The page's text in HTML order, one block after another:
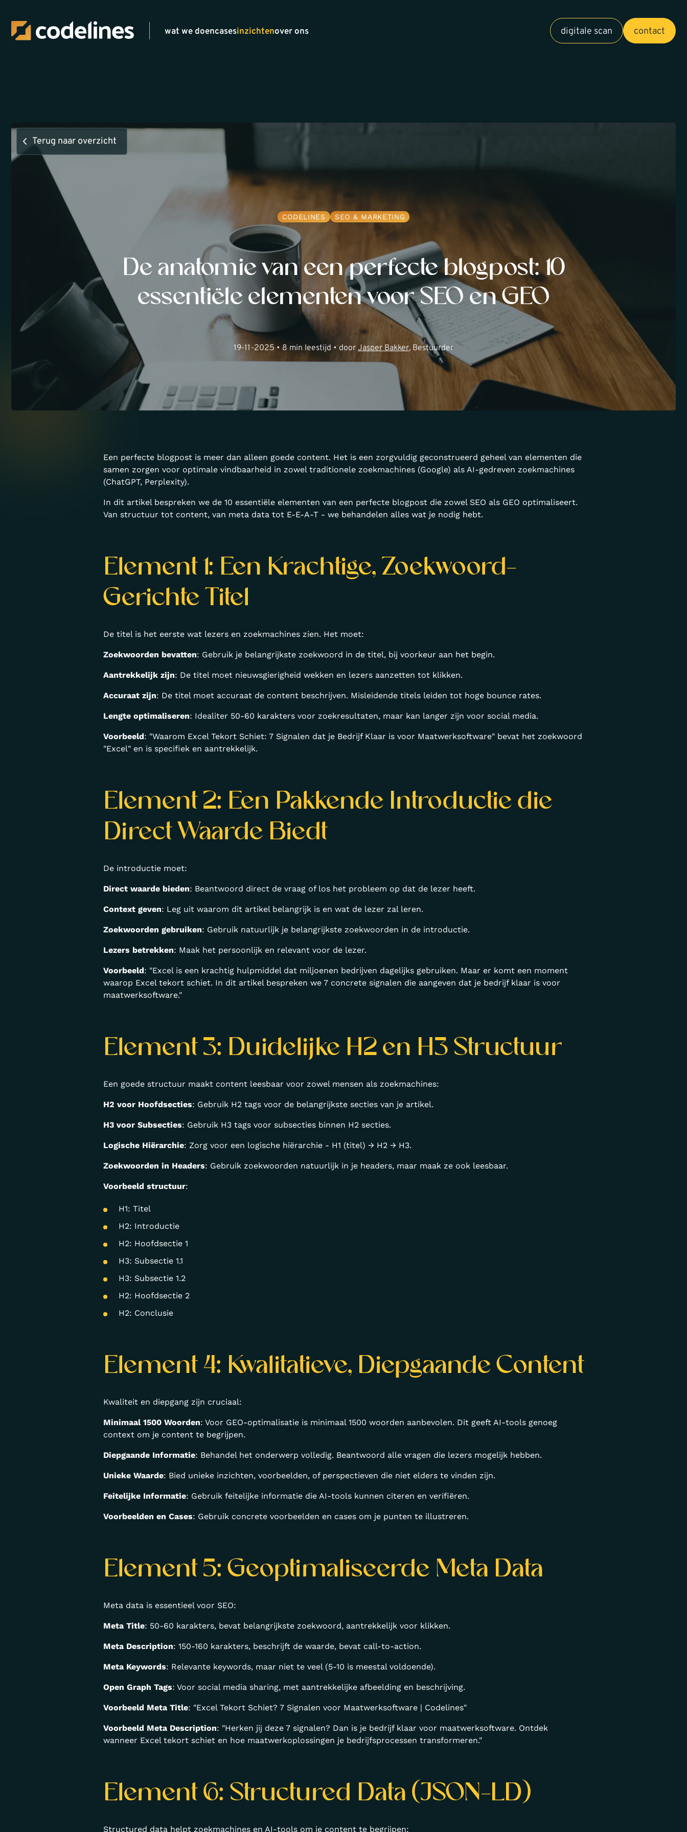
wat we doencasesinzichtenover ons digitale scan contact
Terug naar overzicht
CODELINES SEO & MARKETING
De anatomie van een perfecte blogpost: 10
essentiële elementen voor SEO en GEO
19-11-2025 • 8 min leestijd • door Jasper Bakker, Bestuurder
Een perfecte blogpost is meer dan alleen goede content. Het is een zorgvuldig geconstrueerd geheel van elementen die
samen zorgen voor optimale vindbaarheid in zowel traditionele zoekmachines (Google) als AI-gedreven zoekmachines
(ChatGPT, Perplexity).
In dit artikel bespreken we de 10 essentiële elementen van een perfecte blogpost die zowel SEO als GEO optimaliseert.
Van structuur tot content, van meta data tot E-E-A-T - we behandelen alles wat je nodig hebt.
Element 1: Een Krachtige, Zoekwoord-
Gerichte Titel
De titel is het eerste wat lezers en zoekmachines zien. Het moet:
Zoekwoorden bevatten: Gebruik je belangrijkste zoekwoord in de titel, bij voorkeur aan het begin.
Aantrekkelijk zijn: De titel moet nieuwsgierigheid wekken en lezers aanzetten tot klikken.
Accuraat zijn: De titel moet accuraat de content beschrijven. Misleidende titels leiden tot hoge bounce rates.
Lengte optimaliseren: Idealiter 50-60 karakters voor zoekresultaten, maar kan langer zijn voor social media.
Voorbeeld: "Waarom Excel Tekort Schiet: 7 Signalen dat je Bedrijf Klaar is voor Maatwerksoftware" bevat het zoekwoord
"Excel" en is specifiek en aantrekkelijk.
Element 2: Een Pakkende Introductie die
Direct Waarde Biedt
De introductie moet:
Direct waarde bieden: Beantwoord direct de vraag of los het probleem op dat de lezer heeft.
Context geven: Leg uit waarom dit artikel belangrijk is en wat de lezer zal leren.
Zoekwoorden gebruiken: Gebruik natuurlijk je belangrijkste zoekwoorden in de introductie.
Lezers betrekken: Maak het persoonlijk en relevant voor de lezer.
Voorbeeld: "Excel is een krachtig hulpmiddel dat miljoenen bedrijven dagelijks gebruiken. Maar er komt een moment
waarop Excel tekort schiet. In dit artikel bespreken we 7 concrete signalen die aangeven dat je bedrijf klaar is voor
maatwerksoftware."
Element 3: Duidelijke H2 en H3 Structuur
Een goede structuur maakt content leesbaar voor zowel mensen als zoekmachines:
H2 voor Hoofdsecties: Gebruik H2 tags voor de belangrijkste secties van je artikel.
H3 voor Subsecties: Gebruik H3 tags voor subsecties binnen H2 secties.
Logische Hiërarchie: Zorg voor een logische hiërarchie - H1 (titel) → H2 → H3.
Zoekwoorden in Headers: Gebruik zoekwoorden natuurlijk in je headers, maar maak ze ook leesbaar.
Voorbeeld structuur:
H1: Titel
H2: Introductie
H2: Hoofdsectie 1
H3: Subsectie 1.1
H3: Subsectie 1.2
H2: Hoofdsectie 2
H2: Conclusie
Element 4: Kwalitatieve, Diepgaande Content
Kwaliteit en diepgang zijn cruciaal:
Minimaal 1500 Woorden: Voor GEO-optimalisatie is minimaal 1500 woorden aanbevolen. Dit geeft AI-tools genoeg
context om je content te begrijpen.
Diepgaande Informatie: Behandel het onderwerp volledig. Beantwoord alle vragen die lezers mogelijk hebben.
Unieke Waarde: Bied unieke inzichten, voorbeelden, of perspectieven die niet elders te vinden zijn.
Feitelijke Informatie: Gebruik feitelijke informatie die AI-tools kunnen citeren en verifiëren.
Voorbeelden en Cases: Gebruik concrete voorbeelden en cases om je punten te illustreren.
Element 5: Geoptimaliseerde Meta Data
Meta data is essentieel voor SEO:
Meta Title: 50-60 karakters, bevat belangrijkste zoekwoord, aantrekkelijk voor klikken.
Meta Description: 150-160 karakters, beschrijft de waarde, bevat call-to-action.
Meta Keywords: Relevante keywords, maar niet te veel (5-10 is meestal voldoende).
Open Graph Tags: Voor social media sharing, met aantrekkelijke afbeelding en beschrijving.
Voorbeeld Meta Title: "Excel Tekort Schiet? 7 Signalen voor Maatwerksoftware | Codelines"
Voorbeeld Meta Description: "Herken jij deze 7 signalen? Dan is je bedrijf klaar voor maatwerksoftware. Ontdek
wanneer Excel tekort schiet en hoe maatwerkoplossingen je bedrijfsprocessen transformeren."
Element 6: Structured Data (JSON-LD)
Structured data helpt zoekmachines en AI-tools om je content te begrijpen: